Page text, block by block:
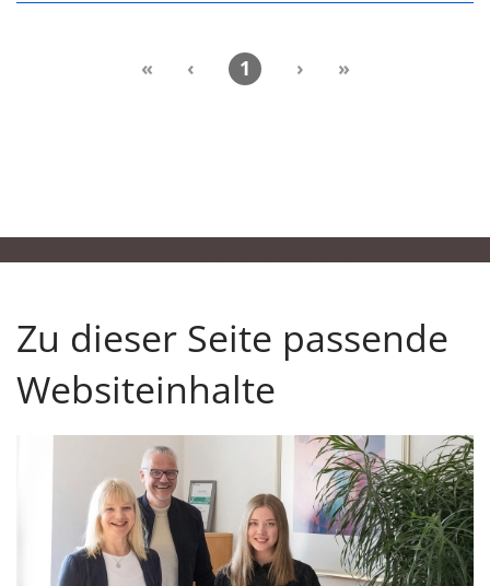
« ‹ 1 › »
Zu dieser Seite passende
Websiteinhalte
Zurück auf die Karriereseite